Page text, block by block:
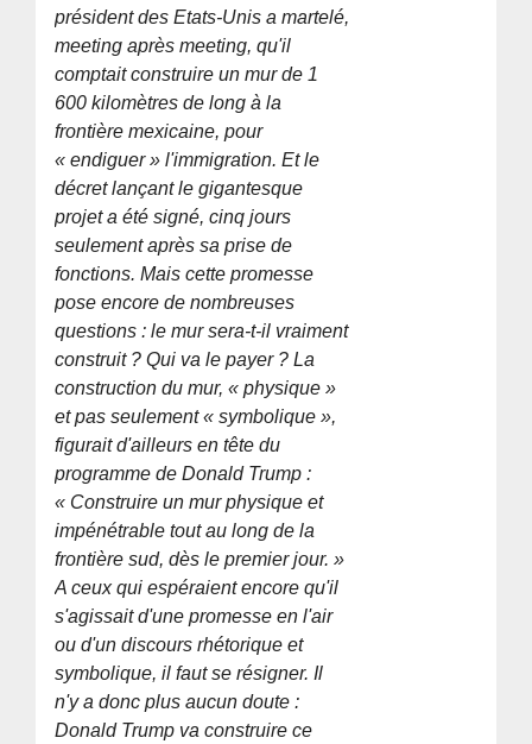
président des Etats-Unis a martelé,
meeting après meeting, qu'il
comptait construire un mur de 1
600 kilomètres de long à la
frontière mexicaine, pour
« endiguer » l'immigration. Et le
décret lançant le gigantesque
projet a été signé, cinq jours
seulement après sa prise de
fonctions. Mais cette promesse
pose encore de nombreuses
questions : le mur sera-t-il vraiment
construit ? Qui va le payer ? La
construction du mur, « physique »
et pas seulement « symbolique »,
figurait d'ailleurs en tête du
programme de Donald Trump :
« Construire un mur physique et
impénétrable tout au long de la
frontière sud, dès le premier jour. »
A ceux qui espéraient encore qu'il
s'agissait d'une promesse en l'air
ou d'un discours rhétorique et
symbolique, il faut se résigner. Il
n'y a donc plus aucun doute :
Donald Trump va construire ce